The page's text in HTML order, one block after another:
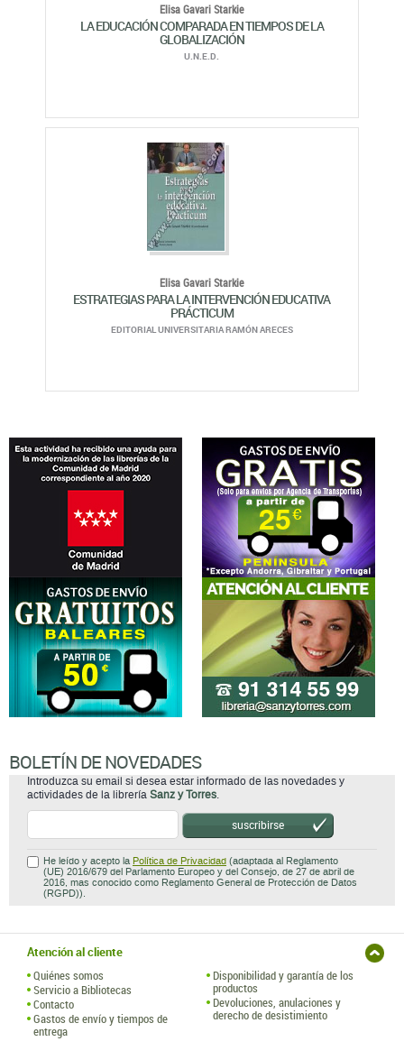
Elisa Gavari Starkie
LA EDUCACIÓN COMPARADA EN TIEMPOS DE LA
GLOBALIZACIÓN
U.N.E.D.
Elisa Gavari Starkie
ESTRATEGIAS PARA LA INTERVENCIÓN EDUCATIVA
PRÁCTICUM
EDITORIAL UNIVERSITARIA RAMÓN ARECES
BOLETÍN DE NOVEDADES
Introduzca su email si desea estar informado de las novedades y
actividades de la librería Sanz y Torres.
suscribirse
He leído y acepto la Política de Privacidad (adaptada al Reglamento
(UE) 2016/679 del Parlamento Europeo y del Consejo, de 27 de abril de
2016, mas conocido como Reglamento General de Protección de Datos
(RGPD)).
Atención al cliente
Quiénes somos
Servicio a Bibliotecas
Contacto
Gastos de envío y tiempos de
entrega
Disponibilidad y garantía de los
productos
Devoluciones, anulaciones y
derecho de desistimiento